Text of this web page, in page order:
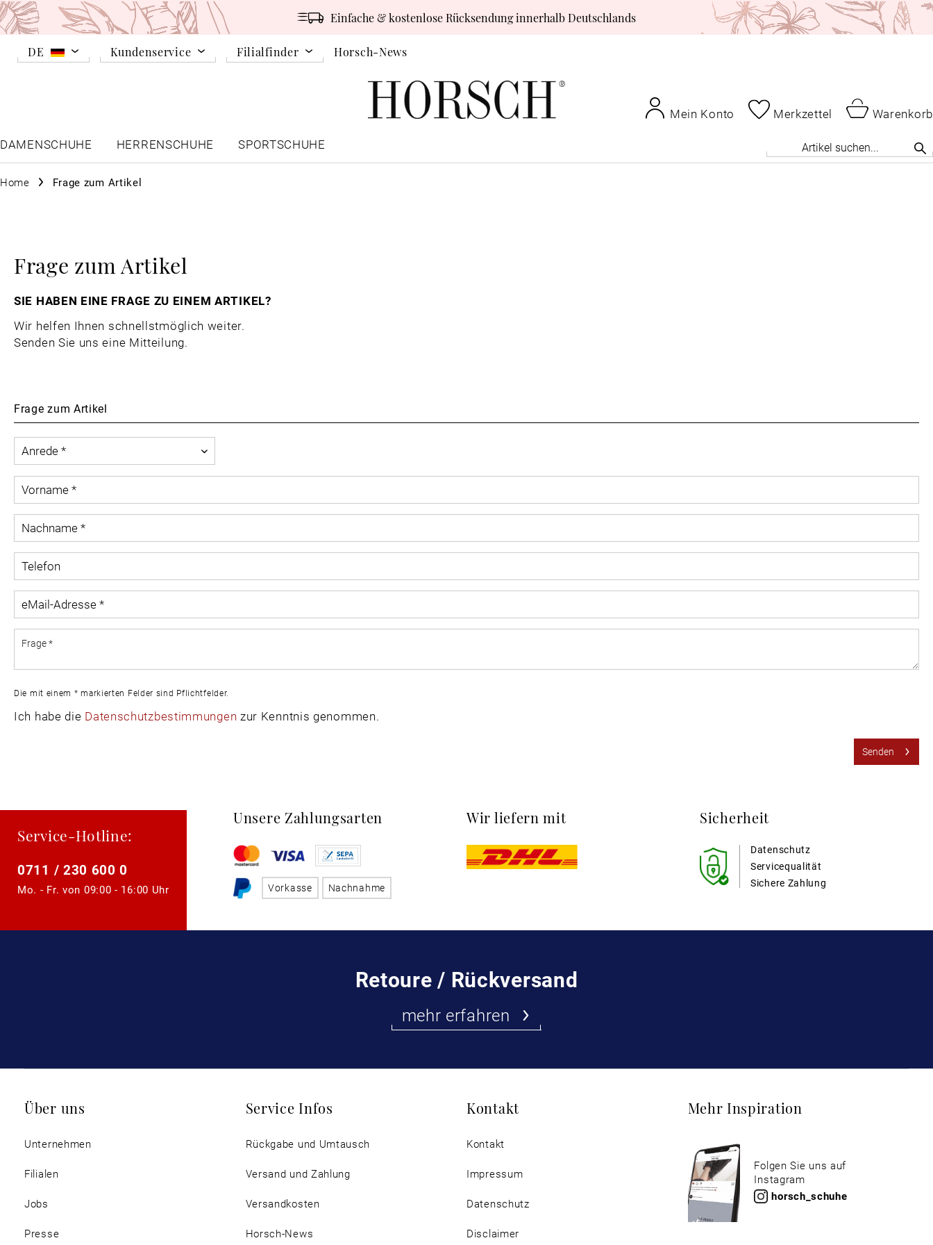
Einfache & kostenlose Rücksendung innerhalb Deutschlands
DE Kundenservice Filialfinder Horsch-News
Mein Konto Merkzettel
Warenkorb
DAMENSCHUHE
HERRENSCHUHE SPORTSCHUHE
Home Frage zum Artikel
Frage zum Artikel
SIE HABEN EINE FRAGE ZU EINEM ARTIKEL?
Wir helfen Ihnen schnellstmöglich weiter.
Senden Sie uns eine Mitteilung.
Frage zum Artikel
Die mit einem * markierten Felder sind Pflichtfelder.
Ich habe die Datenschutzbestimmungen zur Kenntnis genommen.
Senden
Retoure / Rückversand
mehr erfahren
Service-Hotline:
0711 / 230 600 0
Mo. - Fr. von 09:00 - 16:00 Uhr
Unsere Zahlungsarten
Vorkasse Nachnahme
Wir liefern mit Sicherheit
Datenschutz
Sichere Zahlung
Servicequalität
Über uns
Unternehmen
Filialen
Jobs
Presse
Service Infos
Rückgabe und Umtausch
Versand und Zahlung
Versandkosten
Horsch-News
Kontakt
Kontakt
Impressum
Datenschutz
Disclaimer
Mehr Inspiration
Folgen Sie uns auf
Instagram
horsch_schuhe